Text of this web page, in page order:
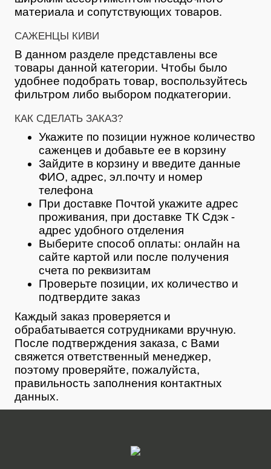
материала и сопутствующих товаров.
САЖЕНЦЫ КИВИ
В данном разделе представлены все
товары данной категории. Чтобы было
удобнее подобрать товар, воспользуйтесь
фильтром либо выбором подкатегории.
КАК СДЕЛАТЬ ЗАКАЗ?
Укажите по позиции нужное количество
саженцев и добавьте ее в корзину
Зайдите в корзину и введите данные
ФИО, адрес, эл.почту и номер
телефона
При доставке Почтой укажите адрес
проживания, при доставке ТК Сдэк -
адрес удобного отделения
Выберите способ оплаты: онлайн на
сайте картой или после получения
счета по реквизитам
Проверьте позиции, их количество и
подтвердите заказ
Каждый заказ проверяется и
обрабатывается сотрудниками вручную.
После подтверждения заказа, с Вами
свяжется ответственный менеджер,
поэтому проверяйте, пожалуйста,
правильность заполнения контактных
данных.